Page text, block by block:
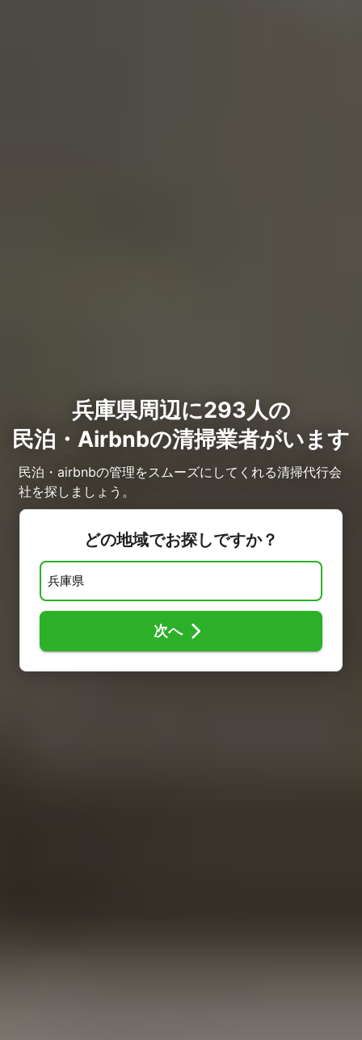
兵庫県周辺に293人の
民泊・Airbnbの清掃業者がいます
民泊・airbnbの管理をスムーズにしてくれる清掃代行会
社を探しましょう。
どの地域でお探しですか？
次へ